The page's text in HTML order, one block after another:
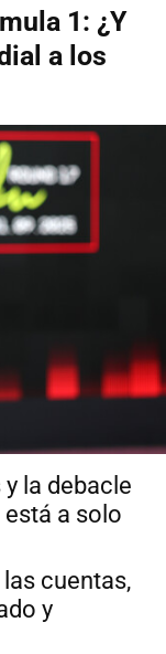
1: ¿Y
a los
la debacle
está a solo
cuentas,
y